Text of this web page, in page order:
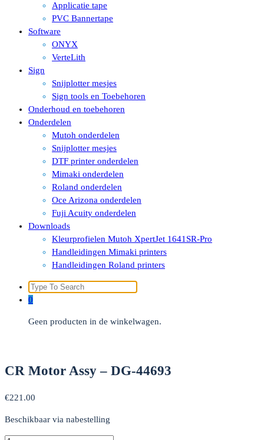
Applicatie tape
PVC Bannertape
Software
ONYX
VerteLith
Sign
Snijplotter mesjes
Sign tools en Toebehoren
Onderhoud en toebehoren
Onderdelen
Mutoh onderdelen
Snijplotter mesjes
DTF printer onderdelen
Mimaki onderdelen
Roland onderdelen
Oce Arizona onderdelen
Fuji Acuity onderdelen
Downloads
Kleurprofielen Mutoh XpertJet 1641SR-Pro
Handleidingen Mimaki printers
Handleidingen Roland printers
Search
for:
0
Geen producten in de winkelwagen.
CR Motor Assy – DG-44693
€221.00
Beschikbaar via nabestelling